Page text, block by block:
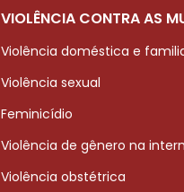
VIOLÊNCIA CONTRA AS
Violência doméstica e
Violência sexual
Feminicídio
Violência de gênero na
Violência obstétrica